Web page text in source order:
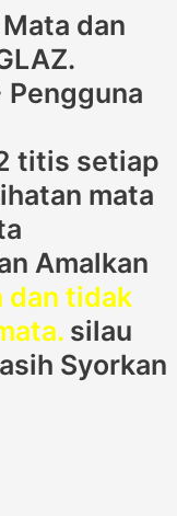
dan
titis setiap
mata
Amalkan
dan tidak
silau
Syorkan